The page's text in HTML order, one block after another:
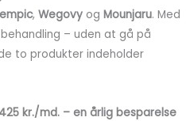
, Wegovy og Mounjaru. Med
– uden at gå på
to produkter indeholder
kr./md. – en årlig besparelse